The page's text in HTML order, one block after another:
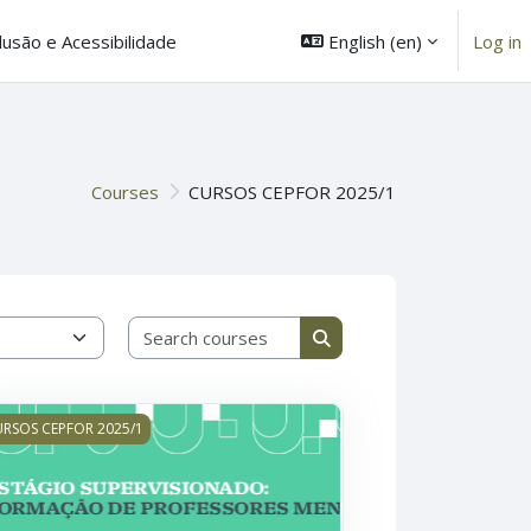
e Acessibilidade English ‎(en)‎ Log in
Courses CURSOS CEPFOR 2025/1
Search courses
Search courses
SUPERVISIONADO: FORMAÇÃO DE PROFESSORES
CEPFOR 2025/1